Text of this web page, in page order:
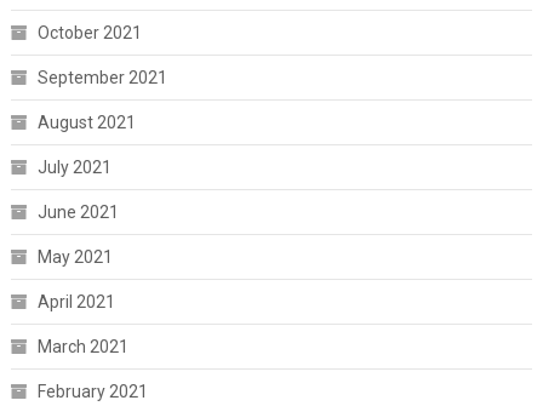
October 2021
September 2021
August 2021
July 2021
June 2021
May 2021
April 2021
March 2021
February 2021